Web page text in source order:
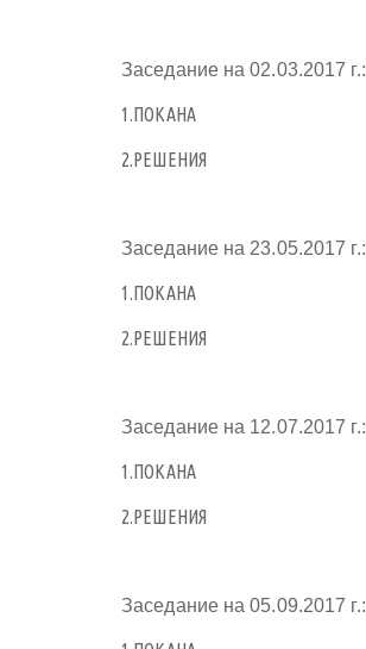
Заседание на 02.03.2017 г.:
1.ПОКАНА
2.РЕШЕНИЯ
Заседание на 23.05.2017 г.:
1.ПОКАНА
2.РЕШЕНИЯ
Заседание на 12.07.2017 г.:
1.ПОКАНА
2.РЕШЕНИЯ
Заседание на 05.09.2017 г.: